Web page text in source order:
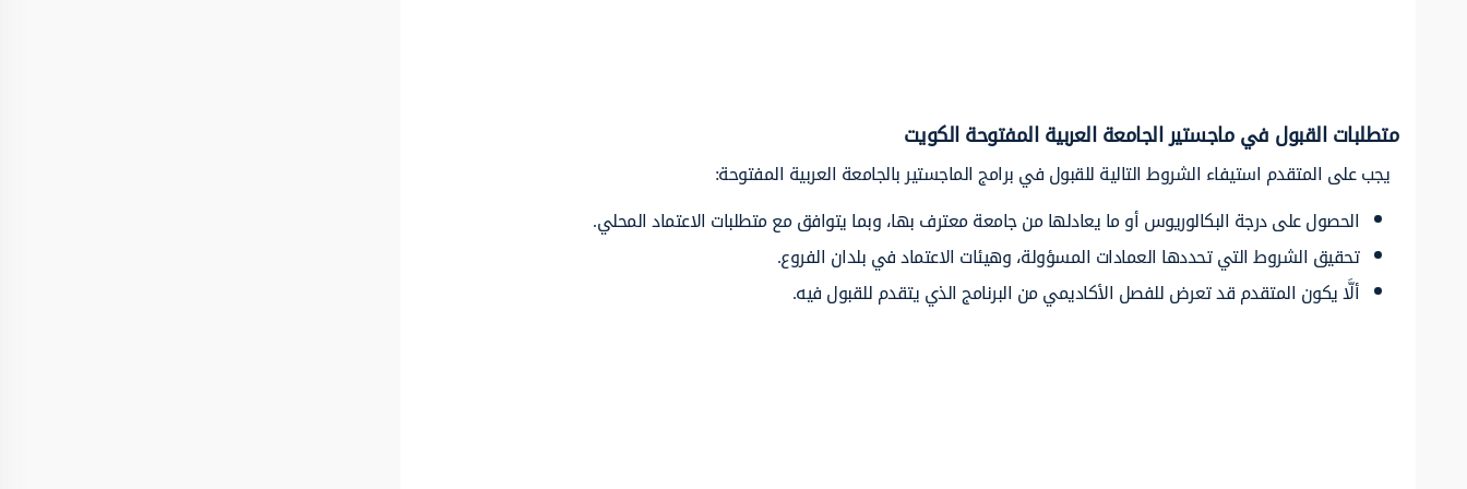
متطلبات القبول في ماجستير الجامعة العربية المفتوحة الكويت
يجب على المتقدم استيفاء الشروط التالية للقبول في برامج الماجستير بالجامعة العربية المفتوحة:
الحصول على درجة البكالوريوس أو ما يعادلها من جامعة معترف بها، وبما يتوافق مع متطلبات الاعتماد المحلي.
تحقيق الشروط التي تحددها العمادات المسؤولة، وهيئات الاعتماد في بلدان الفروع.
ألَّا يكون المتقدم قد تعرض للفصل الأكاديمي من البرنامج الذي يتقدم للقبول فيه.